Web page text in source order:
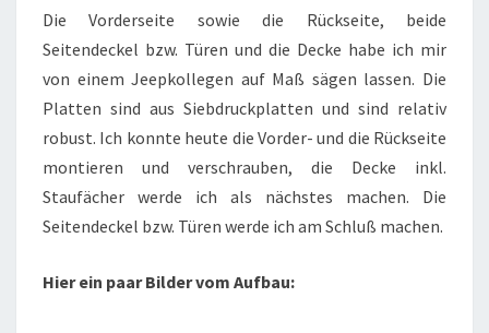
Die Vorderseite sowie die Rückseite, beide
Seitendeckel bzw. Türen und die Decke habe ich mir
von einem Jeepkollegen auf Maß sägen lassen. Die
Platten sind aus Siebdruckplatten und sind relativ
robust. Ich konnte heute die Vorder- und die Rückseite
montieren und verschrauben, die Decke inkl.
Staufächer werde ich als nächstes machen. Die
Seitendeckel bzw. Türen werde ich am Schluß machen.
Hier ein paar Bilder vom Aufbau: